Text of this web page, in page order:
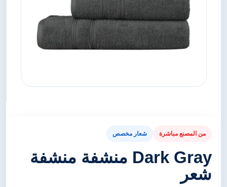
من المصنع مباشرة شعار مخصص
Dark Gray منشفة منشفة
شعر